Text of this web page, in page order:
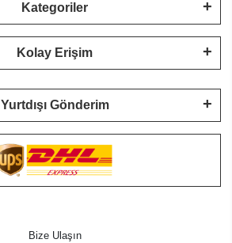
Kategoriler
Kolay Erişim
Yurtdışı Gönderim
Bize Ulaşın